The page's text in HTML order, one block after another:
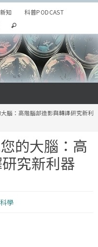
知
科普PODCAST
腦：高階腦部造影與轉譯研究新利
的大腦：高
究新利器
學